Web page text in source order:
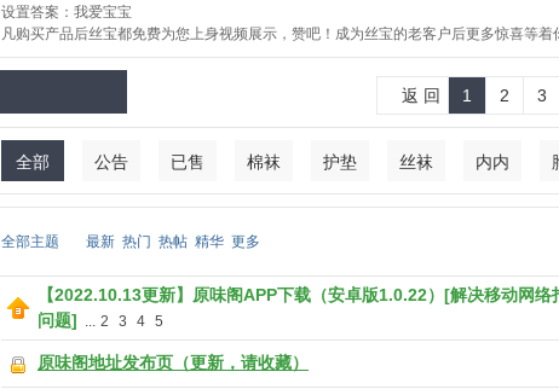
设置答案：我爱宝宝
凡购买产品后丝宝都免费为您上身视频展示，赞吧！成为丝宝的老客户后更多惊喜等着
1 2 3
返 回
全部 公告 已售 棉袜 护垫 丝袜 内内
全部主题 最新 热门 热帖 精华 更多
【2022.10.13更新】原味阁APP下载（安卓版1.0.22）[解决移动网络
问题] ... 2 3 4 5
原味阁地址发布页（更新，请收藏）